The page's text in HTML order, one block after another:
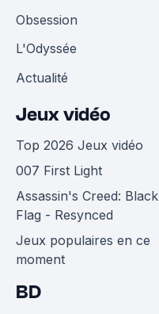
Obsession
L'Odyssée
Actualité
Jeux vidéo
Top 2026 Jeux vidéo
007 First Light
Assassin's Creed: Black
Flag - Resynced
Jeux populaires en ce
moment
BD